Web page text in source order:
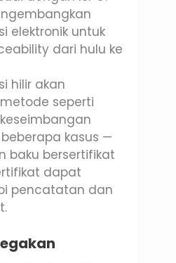
elektronik untuk
dari hulu ke
hilir akan
seperti
kasus —
baku bersertifikat
dapat
pencatatan dan